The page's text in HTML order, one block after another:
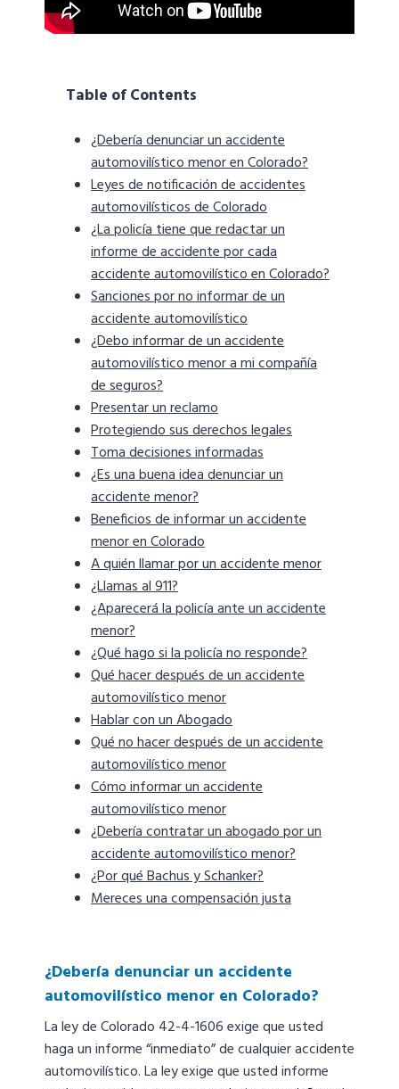
Table of Contents
¿Debería denunciar un accidente
automovilístico menor en Colorado?
Leyes de notificación de accidentes
automovilísticos de Colorado
¿La policía tiene que redactar un
informe de accidente por cada
accidente automovilístico en Colorado?
Sanciones por no informar de un
accidente automovilístico
¿Debo informar de un accidente
automovilístico menor a mi compañía
de seguros?
Presentar un reclamo
Protegiendo sus derechos legales
Toma decisiones informadas
¿Es una buena idea denunciar un
accidente menor?
Beneficios de informar un accidente
menor en Colorado
A quién llamar por un accidente menor
¿Llamas al 911?
¿Aparecerá la policía ante un accidente
menor?
¿Qué hago si la policía no responde?
Qué hacer después de un accidente
automovilístico menor
Hablar con un Abogado
Qué no hacer después de un accidente
automovilístico menor
Cómo informar un accidente
automovilístico menor
¿Debería contratar un abogado por un
accidente automovilístico menor?
¿Por qué Bachus y Schanker?
Mereces una compensación justa
¿Debería denunciar un accidente
automovilístico menor en Colorado?
La ley de Colorado 42-4-1606 exige que usted
haga un informe “inmediato” de cualquier accidente
automovilístico. La ley exige que usted informe